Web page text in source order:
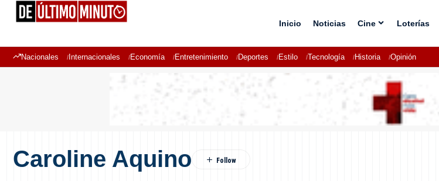
Inicio Noticias Cine Loterías
Nacionales Internacionales Economía Entretenimiento Deportes Estilo Tecnología Historia Opinión
Caroline Aquino